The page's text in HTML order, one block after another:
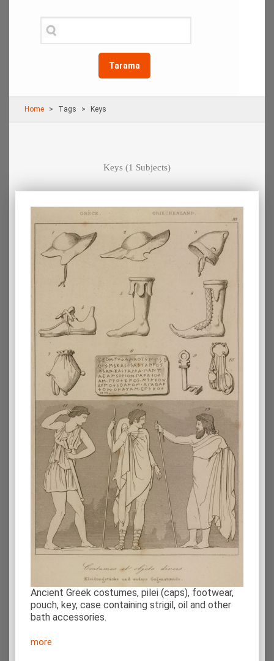
Tarama
Home Τags Keys
Keys (1 Subjects)
Ancient Greek costumes, pilei (caps), footwear,
pouch, key, case containing strigil, oil and other
bath accessories.
more